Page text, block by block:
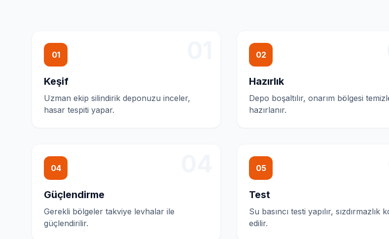
01
Keşif
Uzman ekip silindirik deponuzu inceler,
hasar tespiti yapar.
02
Hazırlık
Depo boşaltılır, onarım bölgesi
hazırlanır.
04
Güçlendirme
Gerekli bölgeler takviye levhalar ile
güçlendirilir.
05
Test
Su basıncı testi yapılır, sızdırmazlık
edilir.